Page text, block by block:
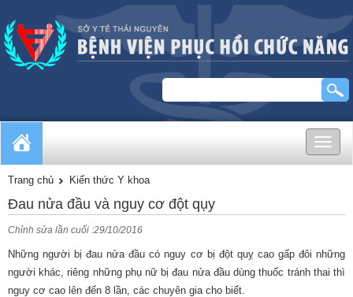
Toggle
Trang chủ Kiến thức Y khoa
Đau nửa đầu và nguy cơ đột qụy
Chỉnh sửa lần cuối :29/10/2016
Những người bị đau nửa đầu có nguy cơ bị đột quỵ cao gấp đôi những
người khác, riêng những phụ nữ bị đau nửa đầu dùng thuốc tránh thai thì
nguy cơ cao lên đến 8 lần, các chuyên gia cho biết.